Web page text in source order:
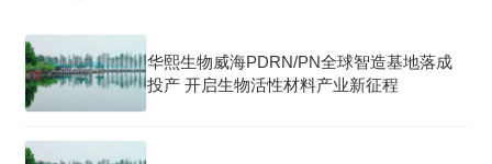
华熙生物威海PDRN/PN全球智造基地落成
投产 开启生物活性材料产业新征程